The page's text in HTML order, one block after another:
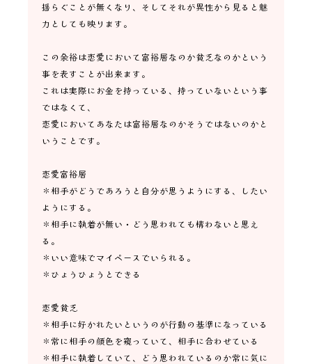
揺らぐことが無くなり、そしてそれが異性から見ると魅
力としても映ります。
この余裕は恋愛において富裕層なのか貧乏なのかという
事を表すことが出来ます。
これは実際にお金を持っている、持っていないという事
ではなくて、
恋愛においてあなたは富裕層なのかそうではないのかと
いうことです。
恋愛富裕層
＊相手がどうであろうと自分が思うようにする、したい
ようにする。
＊相手に執着が無い・どう思われても構わないと思え
る。
＊いい意味でマイペースでいられる。
＊ひょうひょうとできる
恋愛貧乏
＊相手に好かれたいというのが行動の基準になっている
＊常に相手の顔色を窺っていて、相手に合わせている
＊相手に執着していて、どう思われているのか常に気に